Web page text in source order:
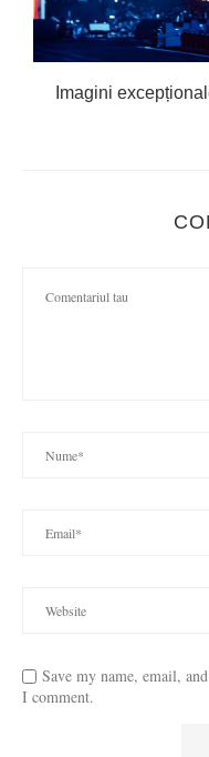
Imagini
Save my name, email,
I comment.